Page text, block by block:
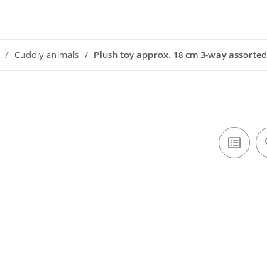
Cuddly animals Plush toy approx. 18 cm 3-way assorted